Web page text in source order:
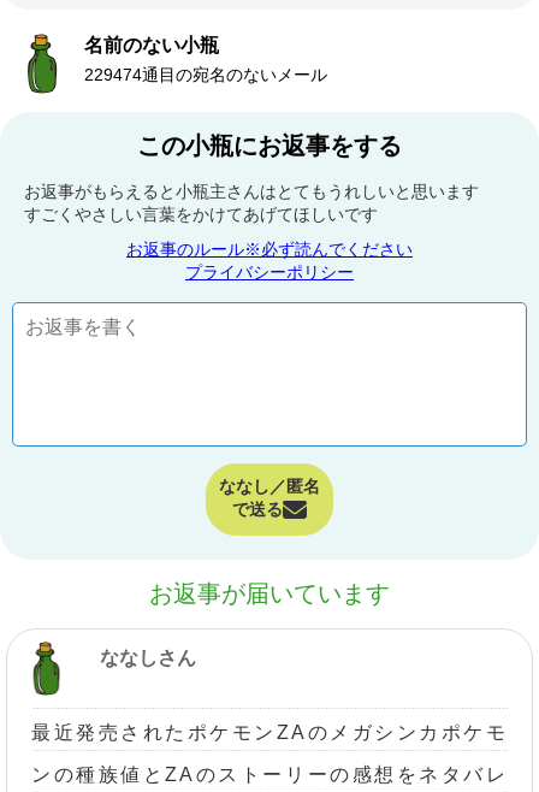
名前のない小瓶
229474通目の宛名のないメール
この小瓶にお返事をする
お返事がもらえると小瓶主さんはとてもうれしいと思います
すごくやさしい言葉をかけてあげてほしいです
お返事のルール※必ず読んでください
プライバシーポリシー
ななし／匿名
で送る
お返事が届いています
ななしさん
最近発売されたポケモンZAのメガシンカポケモ
ンの種族値とZAのストーリーの感想をネタバレ